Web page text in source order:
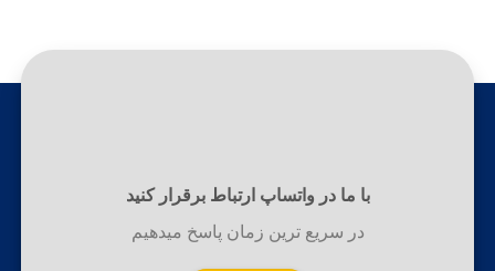
با ما در واتساپ ارتباط برقرار کنید
در سریع ترین زمان پاسخ میدهیم